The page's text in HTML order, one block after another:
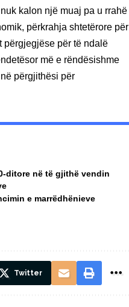
kalon një muaj pa u rrahë
përkrahja shtetërore për
përgjegjëse për të ndalë
më e rëndësishme
përgjithësi për
ditore në të gjithë vendin
e marrëdhënieve
Twitter